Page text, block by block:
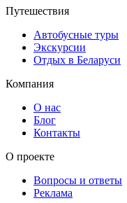
Путешествия
Автобусные туры
Экскурсии
Отдых в Беларуси
Компания
О нас
Блог
Контакты
О проекте
Вопросы и ответы
Реклама